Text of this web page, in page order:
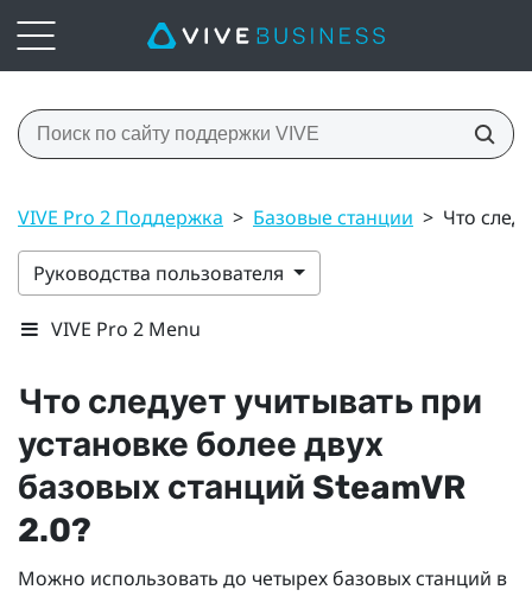
VIVE Pro 2 Поддержка > Базовые станции > Что
Руководства пользователя
VIVE Pro 2 Menu
Что следует учитывать при
установке более двух
базовых станций SteamVR
2.0?
Можно использовать до четырех базовых станций в